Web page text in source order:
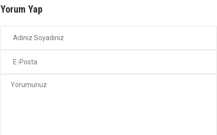
Yorum Yap